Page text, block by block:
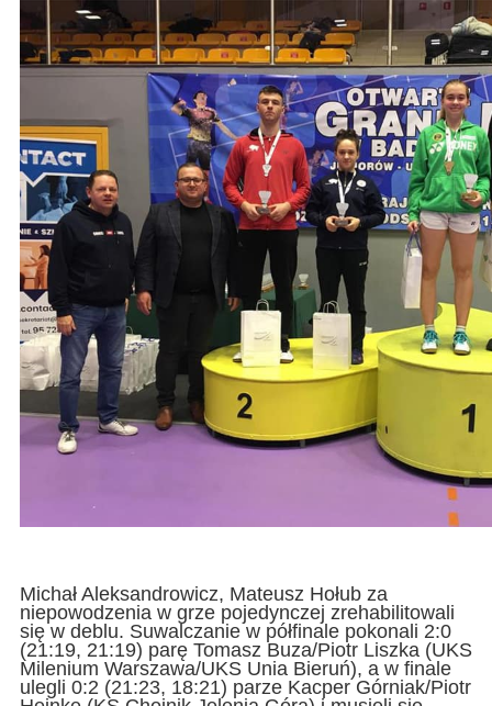
Michał Aleksandrowicz, Mateusz Hołub za
niepowodzenia w grze pojedynczej zrehabilitowali
się w deblu. Suwalczanie w półfinale pokonali 2:0
(21:19, 21:19) parę Tomasz Buza/Piotr Liszka (UKS
Milenium Warszawa/UKS Unia Bieruń), a w finale
ulegli 0:2 (21:23, 18:21) parze Kacper Górniak/Piotr